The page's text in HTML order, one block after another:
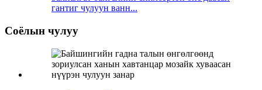
гантиг чулуун ванн...
Соёлын чулуу